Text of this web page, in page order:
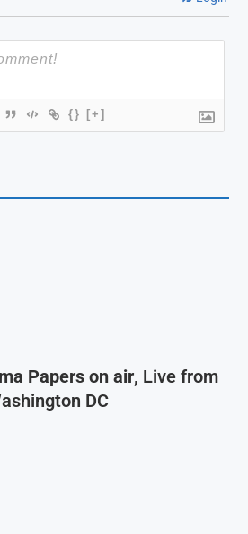
{} [+]
Papers on air, Live from
DC